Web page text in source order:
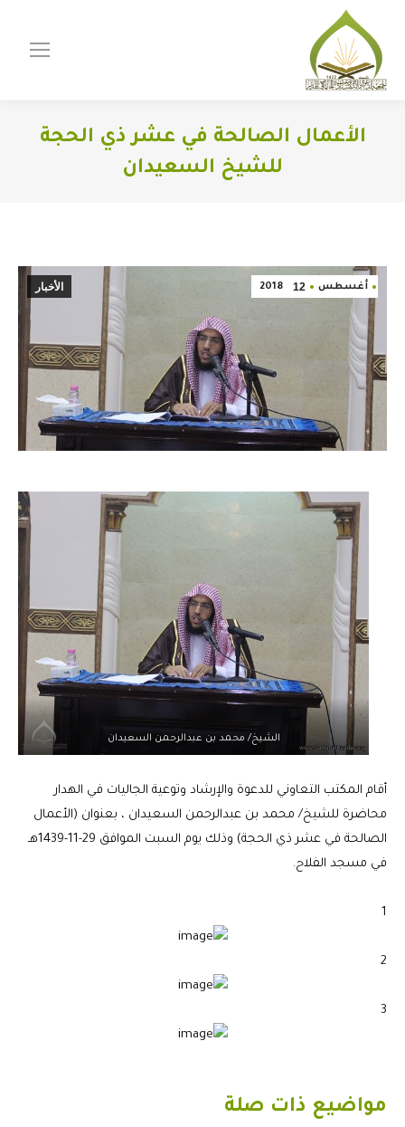
الأعمال الصالحة في عشر ذي الحجة
للشيخ السعيدان
أغسطس 12
2018 الأخبار
الشيخ/ محمد بن عبدالرحمن السعيدان
أقام المكتب التعاوني للدعوة والإرشاد وتوعية الجاليات في الهدار
محاضرة للشيخ/ محمد بن عبدالرحمن السعيدان ، بعنوان (الأعمال
الصالحة في عشر ذي الحجة) وذلك يوم السبت الموافق 29-11-1439هـ
في مسجد الفلاح.
1
2
3
مواضيع ذات صلة